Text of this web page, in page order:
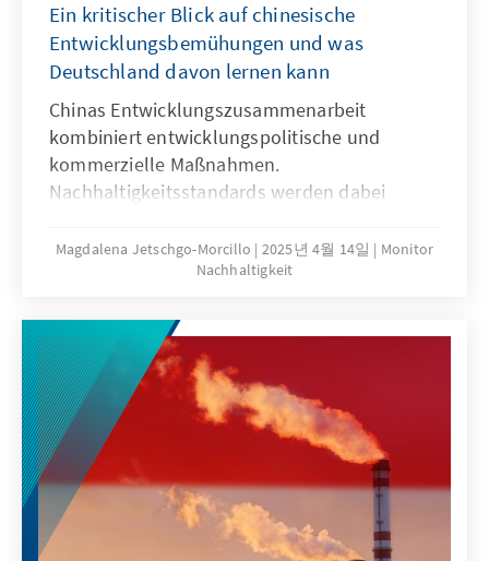
Ein kritischer Blick auf chinesische
Entwicklungsbemühungen und was
Deutschland davon lernen kann
Chinas Entwicklungszusammenarbeit
kombiniert entwicklungspolitische und
kommerzielle Maßnahmen.
Nachhaltigkeitsstandards werden dabei
aufgrund eines anderen
Menschenrechtsverständnisses relativiert.
pragmatischer Herangehensweise lernen
seine EZ strategischer und
interessengeleiteter auszurichten. Dazu
gehört im Interesse der Glaubwürdigkeit auch
die Achtung von Menschenrechten und
Rechtsstaatlichkeit. Zugleich muss das
Bedürfnis der Partnerländer nach
wirtschaftlicher Entwicklung stärker in den
Mittelpunkt der EZ rücken.
Magdalena Jetschgo-Morcillo 2025년 4월 14일
Monitor
Nachhaltigkeit